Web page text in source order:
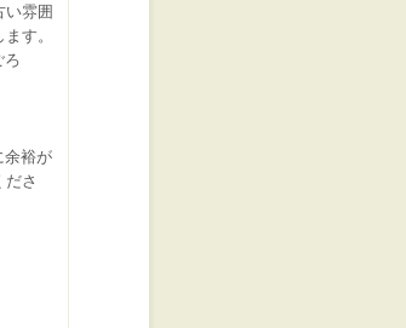
い雰囲
す。
ろ
余裕が
さ